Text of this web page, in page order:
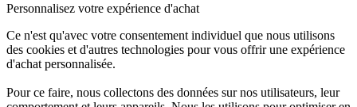
Personnalisez votre expérience d'achat
Ce n'est qu'avec votre consentement individuel que nous utilisons
des cookies et d'autres technologies pour vous offrir une expérience
d'achat personnalisée.
Pour ce faire, nous collectons des données sur nos utilisateurs, leur